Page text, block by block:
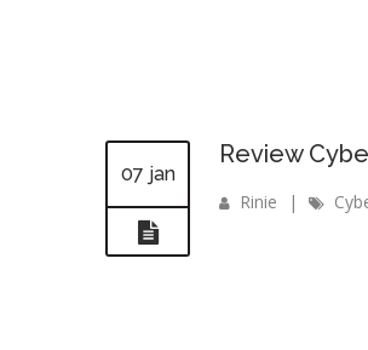
07 jan
Review
Rinie |